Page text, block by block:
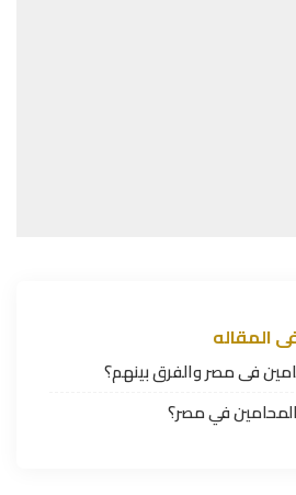
المقاله
فى مصر والفرق بينهم؟
في مصر؟